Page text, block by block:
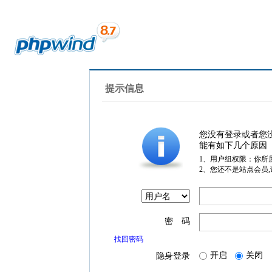
提示信息
您没有登录或者您
能有如下几个原因
1、用户组权限：你所
2、您还不是站点会员
密 码
找回密码
隐身登录 开启 关闭